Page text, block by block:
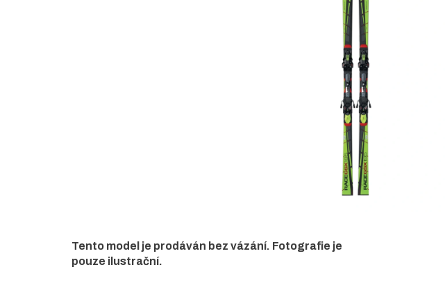
Tento model je prodáván bez vázání. Fotografie je
pouze ilustrační.